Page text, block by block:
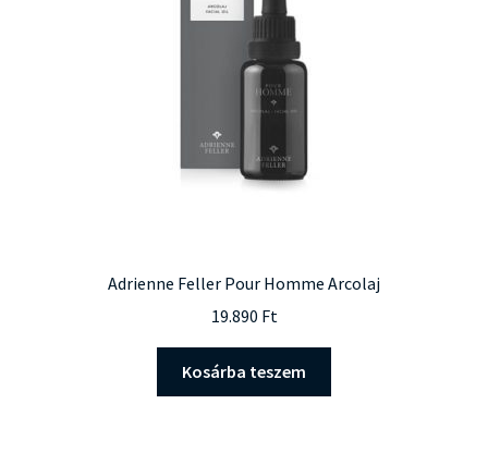
Adrienne Feller Pour Homme Arcolaj
19.890 Ft
Kosárba teszem